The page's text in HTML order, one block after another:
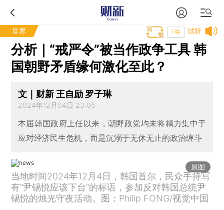
世界 试听
T中
分析｜“戒严令”被当作政争工具 韩
国朝野矛盾缘何激化至此？
文｜财新 王自励 罗子琳
2024年12月04日 23:05
本届韩国政府上任以来，朝野政党均未将精力集中于
应对经济民生危机，而是沉溺于无休无止的政治缠斗
原图
当地时间2024年12月4日，韩国首尔，民众手持写
有“尹锡悦应该下台”的标语，参加反对韩国总统尹
锡悦的烛光守夜活动。图：Philip FONG/视觉中国